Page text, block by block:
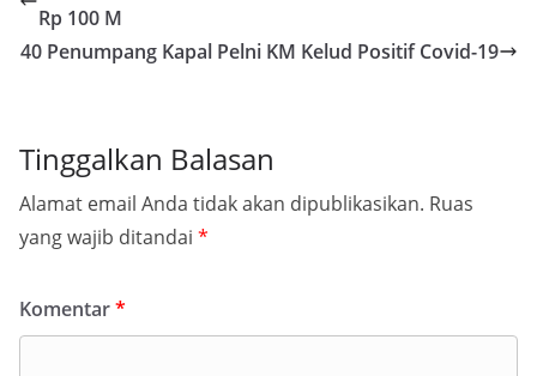
Rp 100 M
40 Penumpang Kapal Pelni KM Kelud Positif Covid-19
Tinggalkan Balasan
Alamat email Anda tidak akan dipublikasikan. Ruas
yang wajib ditandai *
Komentar*